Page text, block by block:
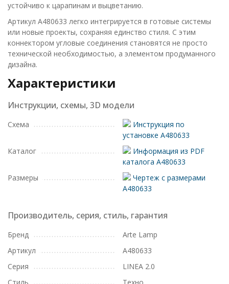
устойчиво к царапинам и выцветанию.
Артикул A480633 легко интегрируется в готовые системы
или новые проекты, сохраняя единство стиля. С этим
коннектором угловые соединения становятся не просто
технической необходимостью, а элементом продуманного
дизайна.
Характеристики
Инструкции, схемы, 3D модели
Схема
Инструкция по
установке A480633
Каталог
Информация из PDF
каталога A480633
Размеры
Чертеж с размерами
A480633
Производитель, серия, стиль, гарантия
Бренд
Arte Lamp
Артикул
A480633
Серия
LINEA 2.0